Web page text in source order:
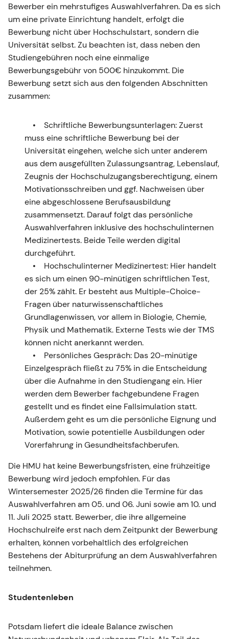
Bewerber ein mehrstufiges Auswahlverfahren. Da es sich
um eine private Einrichtung handelt, erfolgt die
Bewerbung nicht über Hochschulstart, sondern die
Universität selbst. Zu beachten ist, dass neben den
Studiengebühren noch eine einmalige
Bewerbungsgebühr von 500€ hinzukommt. Die
Bewerbung setzt sich aus den folgenden Abschnitten
zusammen:
Schriftliche Bewerbungsunterlagen: Zuerst
muss eine schriftliche Bewerbung bei der
Universität eingehen, welche sich unter anderem
aus dem ausgefüllten Zulassungsantrag, Lebenslauf,
Zeugnis der Hochschulzugangsberechtigung, einem
Motivationsschreiben und ggf. Nachweisen über
eine abgeschlossene Berufsausbildung
zusammensetzt. Darauf folgt das persönliche
Auswahlverfahren inklusive des hochschulinternen
Medizinertests. Beide Teile werden digital
durchgeführt.
Hochschulinterner Medizinertest: Hier handelt
es sich um einen 90-minütigen schriftlichen Test,
der 25% zählt. Er besteht aus Multiple-Choice-
Fragen über naturwissenschaftliches
Grundlagenwissen, vor allem in Biologie, Chemie,
Physik und Mathematik. Externe Tests wie der TMS
können nicht anerkannt werden.
Persönliches Gespräch: Das 20-minütige
Einzelgespräch fließt zu 75% in die Entscheidung
über die Aufnahme in den Studiengang ein. Hier
werden dem Bewerber fachgebundene Fragen
gestellt und es findet eine Fallsimulation statt.
Außerdem geht es um die persönliche Eignung und
Motivation, sowie potentielle Ausbildungen oder
Vorerfahrung in Gesundheitsfachberufen.
Die HMU hat keine Bewerbungsfristen, eine frühzeitige
Bewerbung wird jedoch empfohlen. Für das
Wintersemester 2025/26 finden die Termine für das
Auswahlverfahren am 05. und 06. Juni sowie am 10. und
11. Juli 2025 statt. Bewerber, die ihre allgemeine
Hochschulreife erst nach dem Zeitpunkt der Bewerbung
erhalten, können vorbehaltlich des erfolgreichen
Bestehens der Abiturprüfung an dem Auswahlverfahren
teilnehmen.
Studentenleben
Potsdam liefert die ideale Balance zwischen